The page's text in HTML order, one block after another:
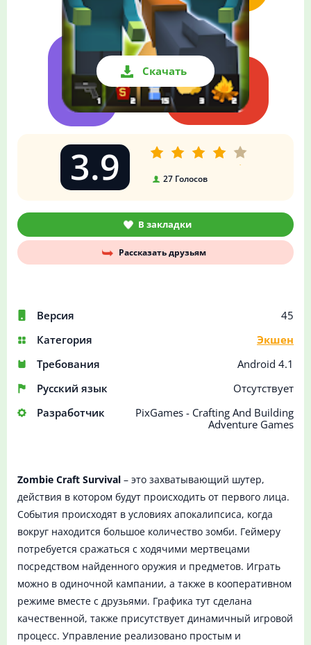
Скачать
Версия
45
Категория
Экшен
Требования
Android 4.1
Русский язык
Отсутствует
Разработчик
PixGames - Crafting And Building
Adventure Games
3.9 27 Голосов
В закладки
Рассказать друзьям
Zombie Craft Survival – это захватывающий шутер,
действия в котором будут происходить от первого лица.
События происходят в условиях апокалипсиса, когда
вокруг находится большое количество зомби. Геймеру
потребуется сражаться с ходячими мертвецами
посредством найденного оружия и предметов. Играть
можно в одиночной кампании, а также в кооперативном
режиме вместе с друзьями. Графика тут сделана
качественной, также присутствует динамичный игровой
процесс. Управление реализовано простым и